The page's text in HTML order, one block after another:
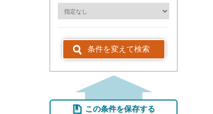
条件を変えて検索
この条件を保存する